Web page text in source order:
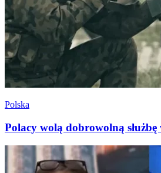
Polska
Polacy wolą dobrowolną